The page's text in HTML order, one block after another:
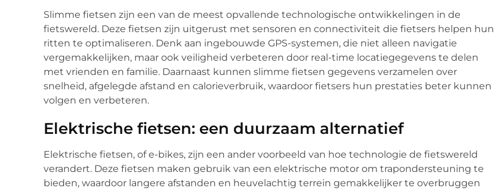
Slimme fietsen zijn een van de meest opvallende technologische ontwikkelingen in de
fietswereld. Deze fietsen zijn uitgerust met sensoren en connectiviteit die fietsers helpen hun
ritten te optimaliseren. Denk aan ingebouwde GPS-systemen, die niet alleen navigatie
vergemakkelijken, maar ook veiligheid verbeteren door real-time locatiegegevens te delen
met vrienden en familie. Daarnaast kunnen slimme fietsen gegevens verzamelen over
snelheid, afgelegde afstand en calorieverbruik, waardoor fietsers hun prestaties beter kunnen
volgen en verbeteren.
Elektrische fietsen: een duurzaam alternatief
Elektrische fietsen, of e-bikes, zijn een ander voorbeeld van hoe technologie de fietswereld
verandert. Deze fietsen maken gebruik van een elektrische motor om trapondersteuning te
bieden, waardoor langere afstanden en heuvelachtig terrein gemakkelijker te overbruggen